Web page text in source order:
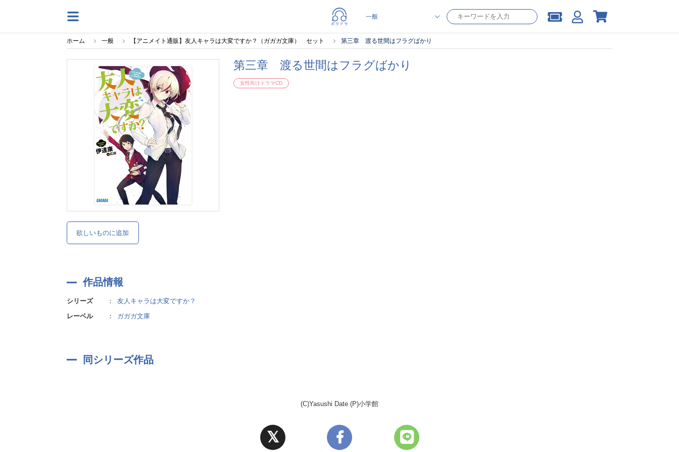
ホーム 一般 【アニメイト通販】友人キャラは大変ですか？（ガガガ文庫） セット 第三章 渡る世間はフラグばかり
欲しいものに追加
第三章 渡る世間はフラグばかり
女性向けドラマCD
作品情報
シリーズ ：
友人キャラは大変ですか？
レーベル
： ガガガ文庫
同シリーズ作品
(C)Yasushi Date (P)小学館